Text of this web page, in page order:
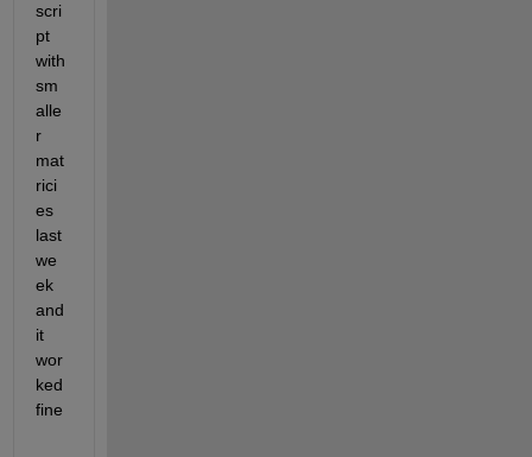
scri
pt
with
sm
alle
r
mat
rici
es
last
we
ek
and
it
wor
ked
fine